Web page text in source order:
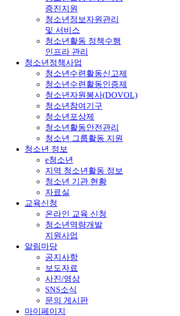
증진지원
청소년정보자원관리
및 서비스
청소년활동 정책수행
인프라 관리
청소년정책사업
청소년수련활동신고제
청소년수련활동인증제
청소년자원봉사(DOVOL)
청소년참여기구
청소년포상제
청소년활동안전관리
청소년 그룹활동 지원
청소년 정보
e청소년
지역 청소년활동 정보
청소년 기관 현황
자료실
교육신청
온라인 교육 신청
청소년역량개발
지원사업
알림마당
공지사항
보도자료
사진/영상
SNS소식
문의 게시판
마이페이지